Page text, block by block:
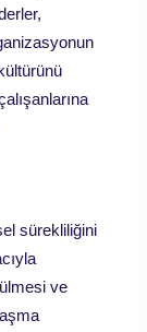
sürekliliğini
ve